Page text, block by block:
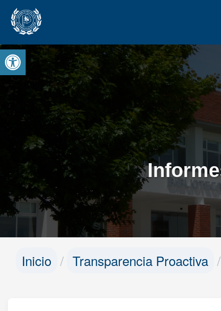
Open toolbar
Inicio Transparencia Proactiva